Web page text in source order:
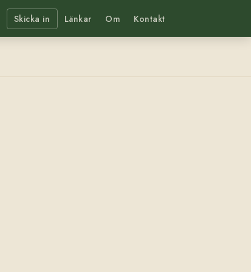
Skicka in Länkar Om Kontakt